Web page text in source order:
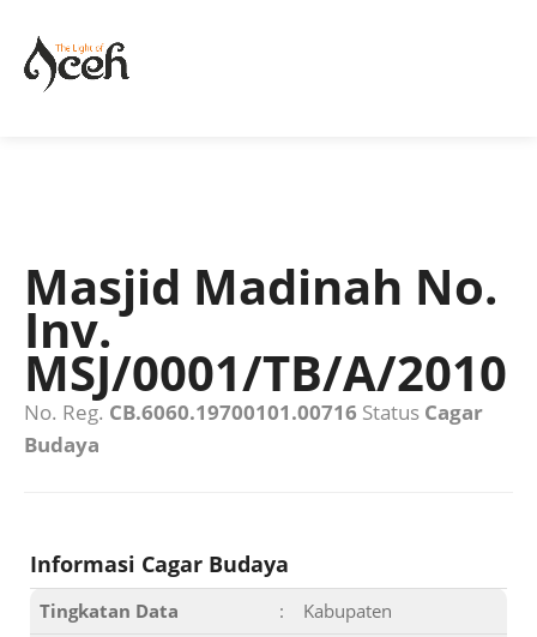
Masjid Madinah No.
Inv.
MSJ/0001/TB/A/2010
No. Reg. CB.6060.19700101.00716 Status Cagar
Budaya
Informasi Cagar Budaya
Tingkatan Data :
Kabupaten